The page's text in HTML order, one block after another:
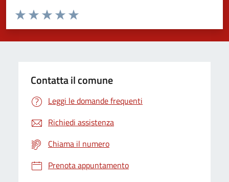
Domanda
Valuta da 1 a 5 stelle la pagina
Valuta 5 stelle su 5
Valuta 4 stelle su 5
Valuta 3 stelle su 5
Valuta 2 stelle su 5
Valuta 1 stelle su 5
Contatta il comune
Leggi le domande frequenti
Richiedi assistenza
Chiama il numero
Prenota appuntamento